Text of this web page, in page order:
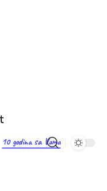
10 godina sa Vama